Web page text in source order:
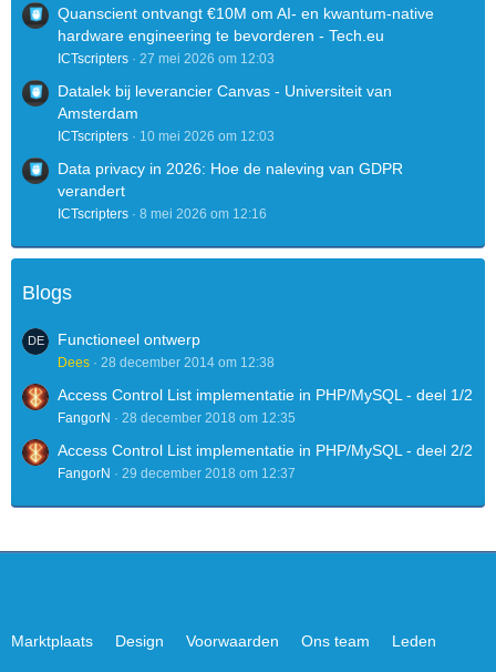
Quanscient ontvangt €10M om AI- en kwantum-native
hardware engineering te bevorderen - Tech.eu
ICTscripters 27 mei 2026 om 12:03
Datalek bij leverancier Canvas - Universiteit van
Amsterdam
ICTscripters 10 mei 2026 om 12:03
Data privacy in 2026: Hoe de naleving van GDPR
verandert
ICTscripters 8 mei 2026 om 12:16
Blogs
Functioneel ontwerp
Dees 28 december 2014 om 12:38
Access Control List implementatie in PHP/MySQL - deel 1/2
FangorN 28 december 2018 om 12:35
Access Control List implementatie in PHP/MySQL - deel 2/2
FangorN 29 december 2018 om 12:37
Marktplaats Design Voorwaarden Ons team Leden